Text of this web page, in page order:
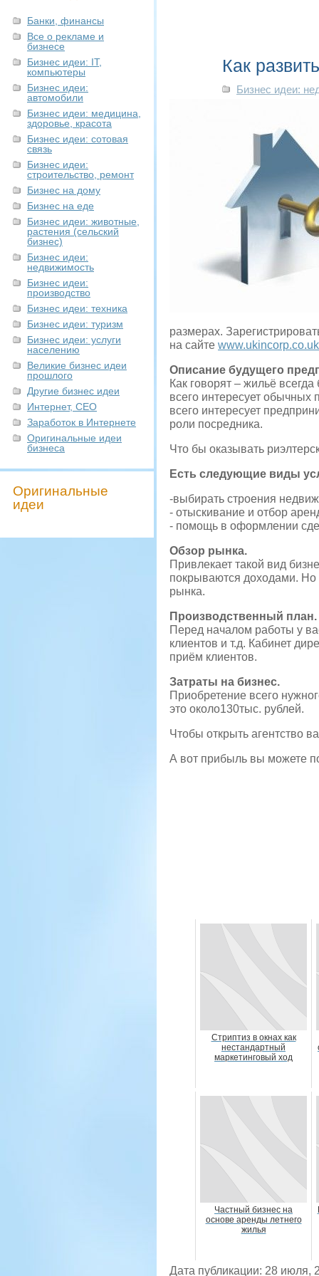
Банки, финансы
Все о рекламе и
бизнесе
Бизнес идеи: IT,
компьютеры
Бизнес идеи:
автомобили
Бизнес идеи: медицина,
здоровье, красота
Бизнес идеи: сотовая
связь
Бизнес идеи:
строительство, ремонт
Бизнес на дому
Бизнес на еде
Бизнес идеи: животные,
растения (сельский
бизнес)
Бизнес идеи:
недвижимость
Бизнес идеи:
производство
Бизнес идеи: техника
Бизнес идеи: туризм
Бизнес идеи: услуги
населению
Великие бизнес идеи
прошлого
Другие бизнес идеи
Интернет, СЕО
Заработок в Интернете
Оригинальные идеи
бизнеса
Оригинальные
идеи
Как
Бизнес идеи:
размерах.
на сайте www.ukincorp.co.uk
Описание будущего
Как говорят – жильё
всего интересует обычных
всего интересует
роли посредника.
Что бы оказывать
Есть следующие виды
-выбирать строения
- отыскивание и отбор
- помощь в оформлении
Обзор рынка.
Привлекает такой вид
покрываются доходами. Но
рынка.
Производственный план.
Перед началом работы у
клиентов и т.д. Кабинет
приём клиентов.
Затраты на бизнес.
Приобретение всего
это около130тыс. рублей.
Чтобы открыть агентство
А вот прибыль вы можете
Стриптиз в окнах как
нестандартный
маркетинговый ход
Частный бизнес на
основе аренды летнего
жилья
Дата публикации: 28 июля,